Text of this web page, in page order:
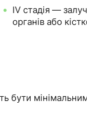
IV стадія —
органів або
бути